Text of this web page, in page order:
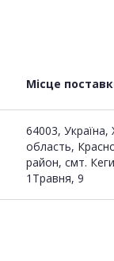
Місце
64003, Україна,
область,
район, смт.
1Травня, 9